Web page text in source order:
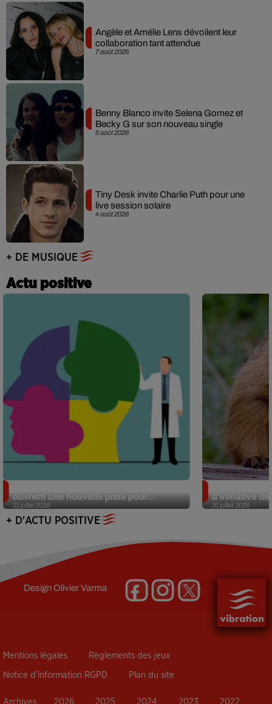
7 août 2026
Angèle et Amélie Lens dévoilent leur
collaboration tant attendue
5 août 2026
Benny Blanco invite Selena Gomez et
Becky G sur son nouveau single
4 août 2026
Tiny Desk invite Charlie Puth pour une
live session solaire
+ DE MUSIQUE
Actu positive
31 juillet 2026
ouvrent une nouvelle piste pour...
31 juillet 2026
d’initiative
+ D'ACTU POSITIVE
DesignOlivier Varma
Mentions légales Règlements des jeux
Notice d’information RGPD Plan du site
Archives 2026 2025 2024 2023 2022